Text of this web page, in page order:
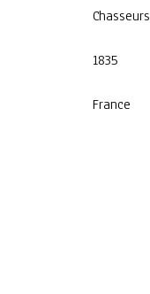
Chasseurs
1835
France